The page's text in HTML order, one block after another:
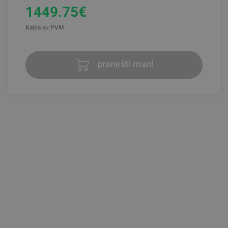
1449.75€
Kaina su PVM
pranešti man!